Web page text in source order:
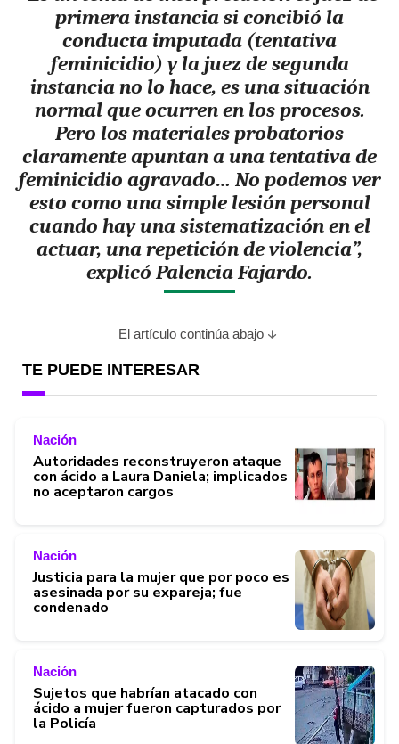
primera instancia si concibió la
conducta imputada (tentativa
feminicidio) y la juez de segunda
instancia no lo hace, es una situación
normal que ocurren en los procesos.
Pero los materiales probatorios
claramente apuntan a una tentativa de
feminicidio agravado… No podemos ver
esto como una simple lesión personal
cuando hay una sistematización en el
actuar, una repetición de violencia”,
explicó Palencia Fajardo.
El artículo continúa abajo
TE PUEDE INTERESAR
Nación
Autoridades reconstruyeron ataque
con ácido a Laura Daniela; implicados
no aceptaron cargos
Nación
Justicia para la mujer que por poco es
asesinada por su expareja; fue
condenado
Nación
Sujetos que habrían atacado con
ácido a mujer fueron capturados por
la Policía